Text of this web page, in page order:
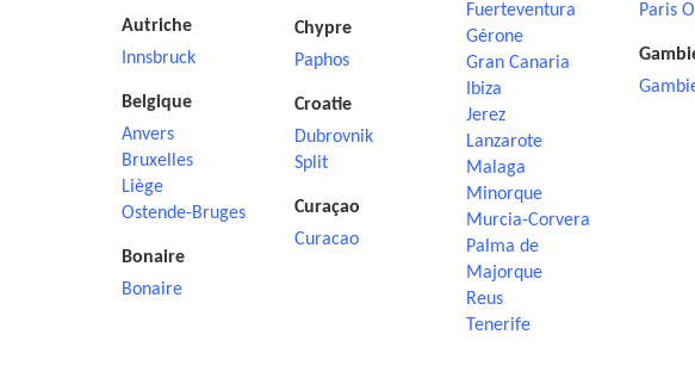
Autriche
Innsbruck
Belgique
Anvers
Bruxelles
Liège
Ostende-Bruges
Bonaire
Bonaire
Chypre
Paphos
Croatie
Dubrovnik
Split
Curaçao
Curacao
Fuerteventura
Gérone
Gran Canaria
Ibiza
Jerez
Lanzarote
Malaga
Minorque
Murcia-Corvera
Palma de
Majorque
Reus
Tenerife
Paris